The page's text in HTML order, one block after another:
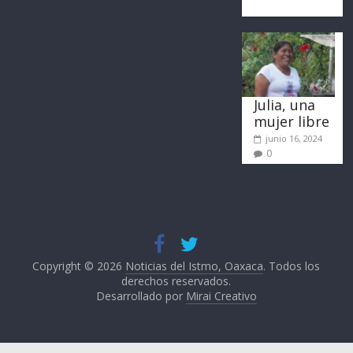
Julia, una
mujer libre
junio 16, 2024
0
Copyright © 2026 Noticias del Istmo, Oaxaca. Todos los
derechos reservados.
Desarrollado por Mirai Creativo